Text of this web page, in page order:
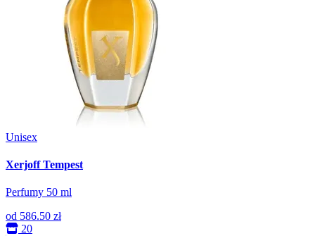
Unisex
Xerjoff Tempest
Perfumy 50 ml
od 586.50 zł
20